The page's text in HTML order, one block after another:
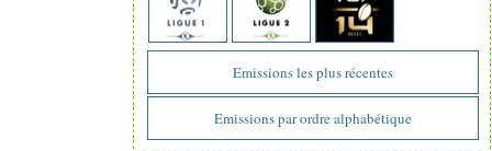
Emissions les plus récentes
Emissions par ordre alphabétique